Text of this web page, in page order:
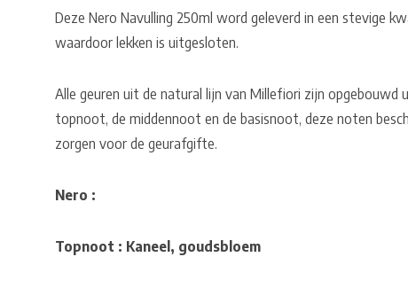
Deze Nero Navulling 250ml word geleverd in een stevige
waardoor lekken is uitgesloten.
Alle geuren uit de natural lijn van Millefiori zijn opgebouwd
topnoot, de middennoot en de basisnoot, deze noten
zorgen voor de geurafgifte.
Nero :
Topnoot : Kaneel, goudsbloem